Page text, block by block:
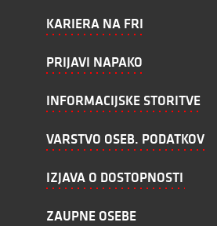
KARIERA NA FRI
PRIJAVI NAPAKO
INFORMACIJSKE STORITVE
VARSTVO OSEB. PODATKOV
IZJAVA O DOSTOPNOSTI
ZAUPNE OSEBE